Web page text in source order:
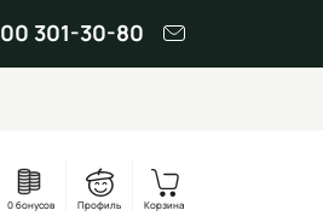
301-30-80
0 бонусов Профиль Корзина